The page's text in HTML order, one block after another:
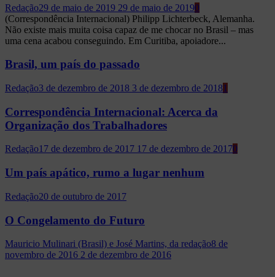
Redação29 de maio de 2019 29 de maio de 20190
(Correspondência Internacional) Philipp Lichterbeck, Alemanha.
Não existe mais muita coisa capaz de me chocar no Brasil – mas
uma cena acabou conseguindo. Em Curitiba, apoiadore...
Brasil, um país do passado
Redação3 de dezembro de 2018 3 de dezembro de 20181
Correspondência Internacional: Acerca da
Organização dos Trabalhadores
Redação17 de dezembro de 2017 17 de dezembro de 20170
Um país apático, rumo a lugar nenhum
Redação20 de outubro de 2017
O Congelamento do Futuro
Mauricio Mulinari (Brasil) e José Martins, da redação8 de
novembro de 2016 2 de dezembro de 2016